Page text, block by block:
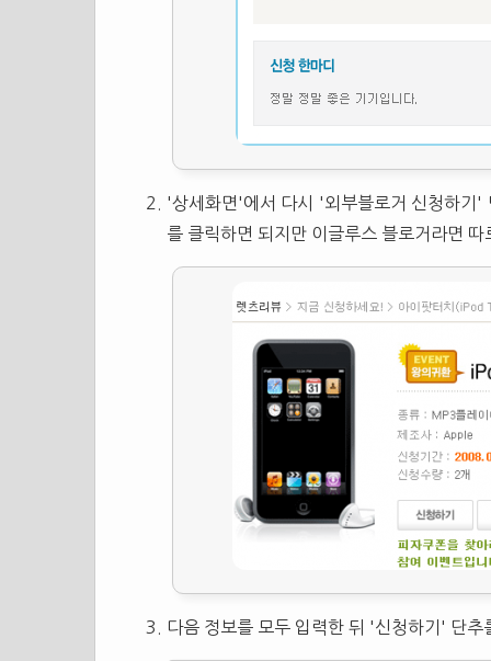
'상세화면'에서 다시 '외부블로거 신청하기'
를 클릭하면 되지만 이글루스 블로거라면
다음 정보를 모두 입력한 뒤 '신청하기' 단추